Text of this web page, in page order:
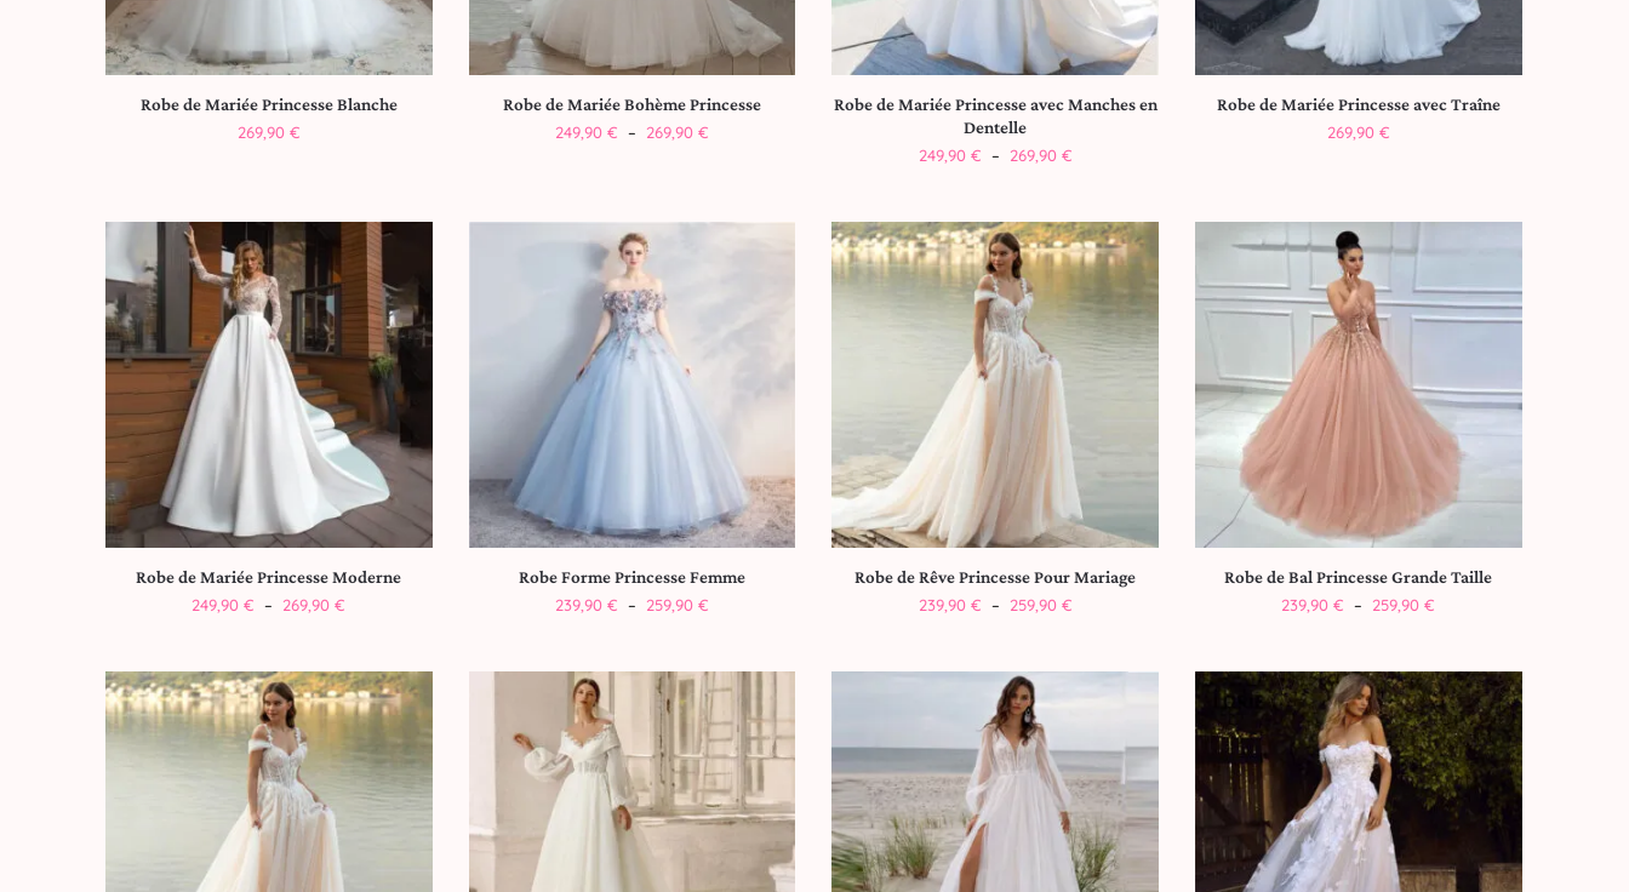
Robe de Mariée Princesse Blanche
269,90 €
Robe de Mariée Bohème Princesse
249,90 € – 269,90 €
Robe de Mariée Princesse avec Manches en
Dentelle
249,90 € – 269,90 €
Robe de Mariée Princesse avec Traîne
269,90 €
Robe de Mariée Princesse Moderne
249,90€ – 269,90€
Robe Forme Princesse Femme
239,90 € – 259,90 €
Robe de Rêve Princesse Pour Mariage
239,90 € – 259,90 €
Robe de Bal Princesse Grande Taille
239,90€ – 259,90€